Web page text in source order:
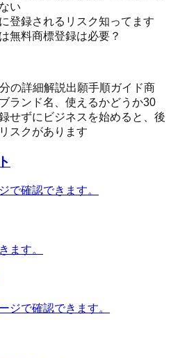
い
登録されるリスク知ってます
無料商標登録は必要？
の詳細解説出願手順ガイド商
ランド名、使えるかどうか30
せずにビジネスを始めると、後
スクがあります
で確認できます。
ます。
ジで確認できます。